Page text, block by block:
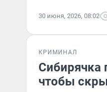
30 июня, 2026, 08:02
КРИМИНАЛ
Сибирячка
чтобы